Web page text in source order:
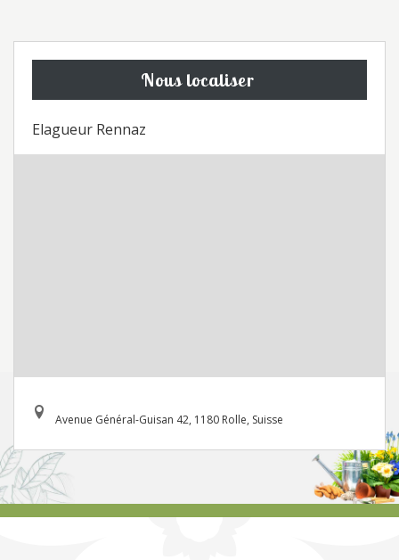
Nous localiser
Elagueur Rennaz
Avenue Général-Guisan 42, 1180 Rolle, Suisse